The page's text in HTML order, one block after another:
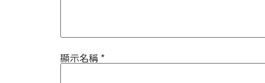
顯示名稱 *